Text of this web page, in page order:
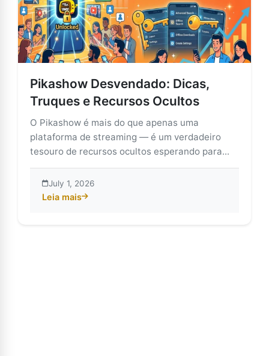
Pikashow Desvendado: Dicas,
Truques e Recursos Ocultos
O Pikashow é mais do que apenas uma
plataforma de streaming — é um verdadeiro
tesouro de recursos ocultos esperando para...
July 1, 2026
Leia mais
about Pikashow Desvendado: Dicas, Truques e